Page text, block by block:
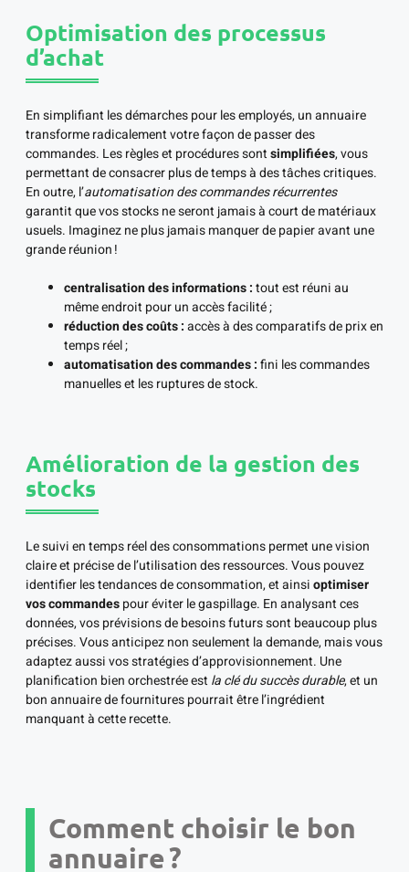
Optimisation des processus
d’achat
En simplifiant les démarches pour les employés, un annuaire
transforme radicalement votre façon de passer des
commandes. Les règles et procédures sontsimplifiées, vous
permettant de consacrer plus de temps à des tâches critiques.
En outre, l’automatisation des commandes récurrentes
garantit que vos stocks ne seront jamais à court de matériaux
usuels. Imaginez ne plus jamais manquer de papier avant une
grande réunion !
centralisation des informations :tout est réuni au
même endroit pour un accès facilité ;
réduction des coûts :accès à des comparatifs de prix en
temps réel ;
automatisation des commandes :fini les commandes
manuelles et les ruptures de stock.
Amélioration de la gestion des
stocks
Le suivi en temps réel des consommations permet une vision
claire et précise de l’utilisation des ressources. Vous pouvez
identifier les tendances de consommation, et ainsioptimiser
vos commandespour éviter le gaspillage. En analysant ces
données, vos prévisions de besoins futurs sont beaucoup plus
précises. Vous anticipez non seulement la demande, mais vous
adaptez aussi vos stratégies d’approvisionnement. Une
planification bien orchestrée est la clé du succès durable, et un
bon annuaire de fournitures pourrait être l’ingrédient
manquant à cette recette.
Comment choisir le bon
annuaire ?